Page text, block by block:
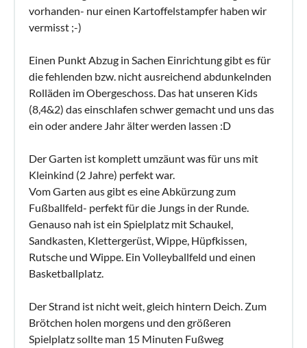
vorhanden- nur einen Kartoffelstampfer haben wir
vermisst ;-)
Einen Punkt Abzug in Sachen Einrichtung gibt es für
die fehlenden bzw. nicht ausreichend abdunkelnden
Rolläden im Obergeschoss. Das hat unseren Kids
(8,4&2) das einschlafen schwer gemacht und uns das
ein oder andere Jahr älter werden lassen :D
Der Garten ist komplett umzäunt was für uns mit
Kleinkind (2 Jahre) perfekt war.
Vom Garten aus gibt es eine Abkürzung zum
Fußballfeld- perfekt für die Jungs in der Runde.
Genauso nah ist ein Spielplatz mit Schaukel,
Sandkasten, Klettergerüst, Wippe, Hüpfkissen,
Rutsche und Wippe. Ein Volleyballfeld und einen
Basketballplatz.
Der Strand ist nicht weit, gleich hintern Deich. Zum
Brötchen holen morgens und den größeren
Spielplatz sollte man 15 Minuten Fußweg